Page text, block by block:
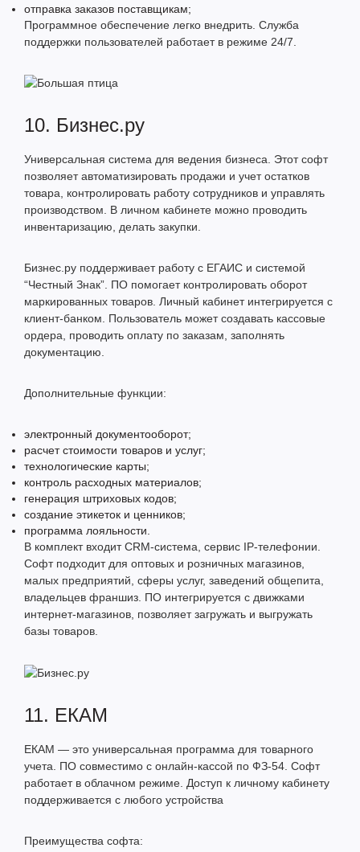
отправка заказов поставщикам;
Программное обеспечение легко внедрить. Служба
поддержки пользователей работает в режиме 24/7.
10. Бизнес.ру
Универсальная система для ведения бизнеса. Этот софт
позволяет автоматизировать продажи и учет остатков
товара, контролировать работу сотрудников и управлять
производством. В личном кабинете можно проводить
инвентаризацию, делать закупки.
Бизнес.ру поддерживает работу с ЕГАИС и системой
“Честный Знак”. ПО помогает контролировать оборот
маркированных товаров. Личный кабинет интегрируется с
клиент-банком. Пользователь может создавать кассовые
ордера, проводить оплату по заказам, заполнять
документацию.
Дополнительные функции:
электронный документооборот;
расчет стоимости товаров и услуг;
технологические карты;
контроль расходных материалов;
генерация штриховых кодов;
создание этикеток и ценников;
программа лояльности.
В комплект входит CRM-система, сервис IP-телефонии.
Софт подходит для оптовых и розничных магазинов,
малых предприятий, сферы услуг, заведений общепита,
владельцев франшиз. ПО интегрируется с движками
интернет-магазинов, позволяет загружать и выгружать
базы товаров.
11. ЕКАМ
ЕКАМ — это универсальная программа для товарного
учета. ПО совместимо с онлайн-кассой по ФЗ-54. Софт
работает в облачном режиме. Доступ к личному кабинету
поддерживается с любого устройства
Преимущества софта: